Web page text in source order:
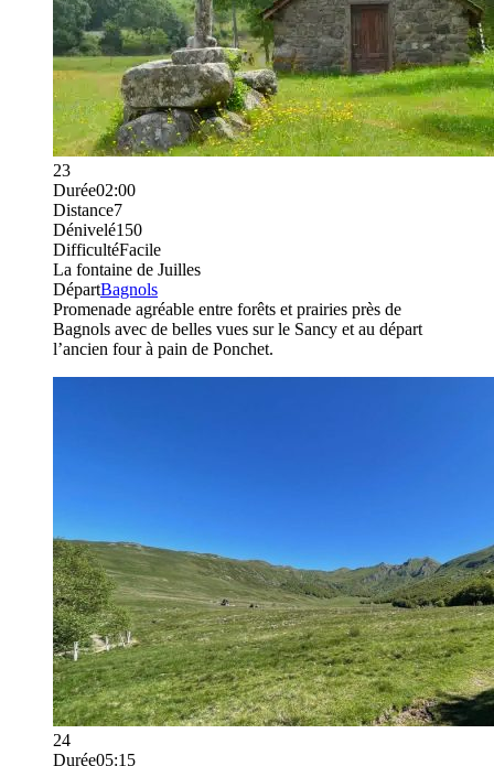
23
Durée02:00
Distance7
Dénivelé150
DifficultéFacile
La fontaine de Juilles
DépartBagnols
Promenade agréable entre forêts et prairies près de
Bagnols avec de belles vues sur le Sancy et au départ
l’ancien four à pain de Ponchet.
24
Durée05:15